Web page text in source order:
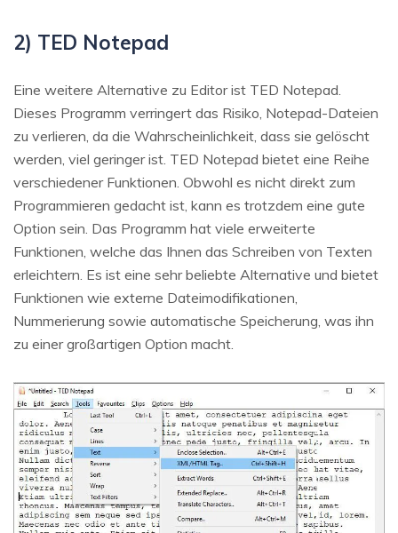
2) TED Notepad
Eine weitere Alternative zu Editor ist TED Notepad.
Dieses Programm verringert das Risiko, Notepad-Dateien
zu verlieren, da die Wahrscheinlichkeit, dass sie gelöscht
werden, viel geringer ist. TED Notepad bietet eine Reihe
verschiedener Funktionen. Obwohl es nicht direkt zum
Programmieren gedacht ist, kann es trotzdem eine gute
Option sein. Das Programm hat viele erweiterte
Funktionen, welche das Ihnen das Schreiben von Texten
erleichtern. Es ist eine sehr beliebte Alternative und bietet
Funktionen wie externe Dateimodifikationen,
Nummerierung sowie automatische Speicherung, was ihn
zu einer großartigen Option macht.